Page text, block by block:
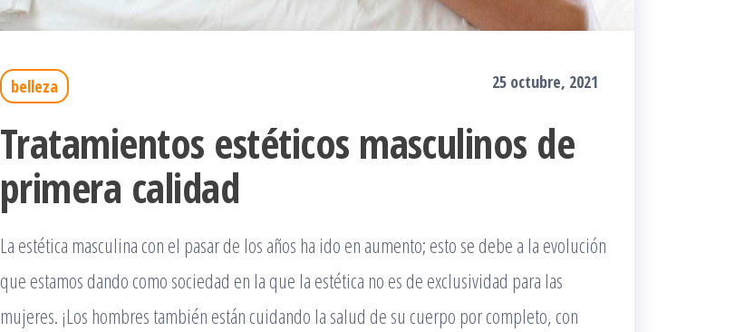
belleza 25 octubre, 2021
Tratamientos estéticos masculinos de
primera calidad
La estética masculina con el pasar de los años ha ido en aumento; esto se debe a la evolución
que estamos dando como sociedad en la que la estética no es de exclusividad para las
mujeres. ¡Los hombres también están cuidando la salud de su cuerpo por completo, con